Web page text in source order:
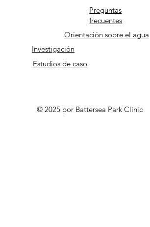
© 2025 por Battersea Park Clinic
Preguntas
frecuentes
Orientación sobre el agua
Investigación
Estudios de caso